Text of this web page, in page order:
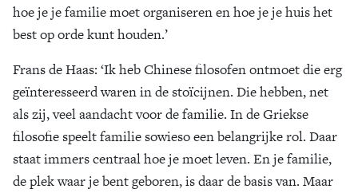
hoe je je familie moet organiseren en hoe je je huis het
best op orde kunt houden.’
Frans de Haas: ‘Ik heb Chinese filosofen ontmoet die erg
geïnteresseerd waren in de stoïcijnen. Die hebben, net
als zij, veel aandacht voor de familie. In de Griekse
filosofie speelt familie sowieso een belangrijke rol. Daar
staat immers centraal hoe je moet leven. En je familie,
de plek waar je bent geboren, is daar de basis van. Maar